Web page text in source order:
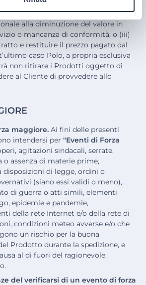
Prodotti viziati o non conformi, senza
o (ii) offrire una riduzione del
alla diminuzione del valore in
o mancanza di conformità; o (iii)
e restituire il prezzo pagato dal
caso Polo, a propria esclusiva
non ritirare i Prodotti oggetto di
al Cliente di provvedere allo
maggiore. Ai fini delle presenti
intendersi per "Eventi di Forza
agitazioni sindacali, serrate,
o assenza di materie prime,
disposizioni di legge, ordini o
(siano essi validi o meno),
di guerra o atti simili, elementi
epidemie e pandemie,
della rete Internet e/o della rete di
condizioni meteo avverse e/o che
un rischio per la buona
Prodotto durante la spedizione, e
al di fuori del ragionevole
del verificarsi di un evento di forza